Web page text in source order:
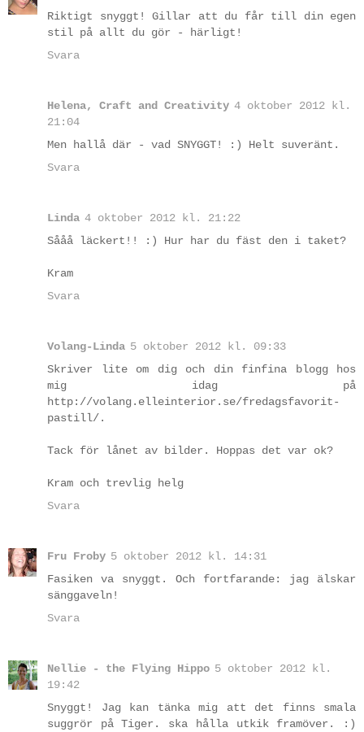
Riktigt snyggt! Gillar att du får till din egen
stil på allt du gör - härligt!
Svara
Helena, Craft and Creativity 4 oktober 2012 kl.
21:04
Men hallå där - vad SNYGGT! :) Helt suveränt.
Svara
Linda 4 oktober 2012 kl. 21:22
Sååå läckert!! :) Hur har du fäst den i taket?
Kram
Svara
Volang-Linda 5 oktober 2012 kl. 09:33
Skriver lite om dig och din finfina blogg hos
mig idag på
http://volang.elleinterior.se/fredagsfavorit-
pastill/.
Tack för lånet av bilder. Hoppas det var ok?
Kram och trevlig helg
Svara
Fru Froby 5 oktober 2012 kl. 14:31
Fasiken va snyggt. Och fortfarande: jag älskar
sänggaveln!
Svara
Nellie - the Flying Hippo 5 oktober 2012 kl.
19:42
Snyggt! Jag kan tänka mig att det finns smala
suggrör på Tiger. ska hålla utkik framöver. :)